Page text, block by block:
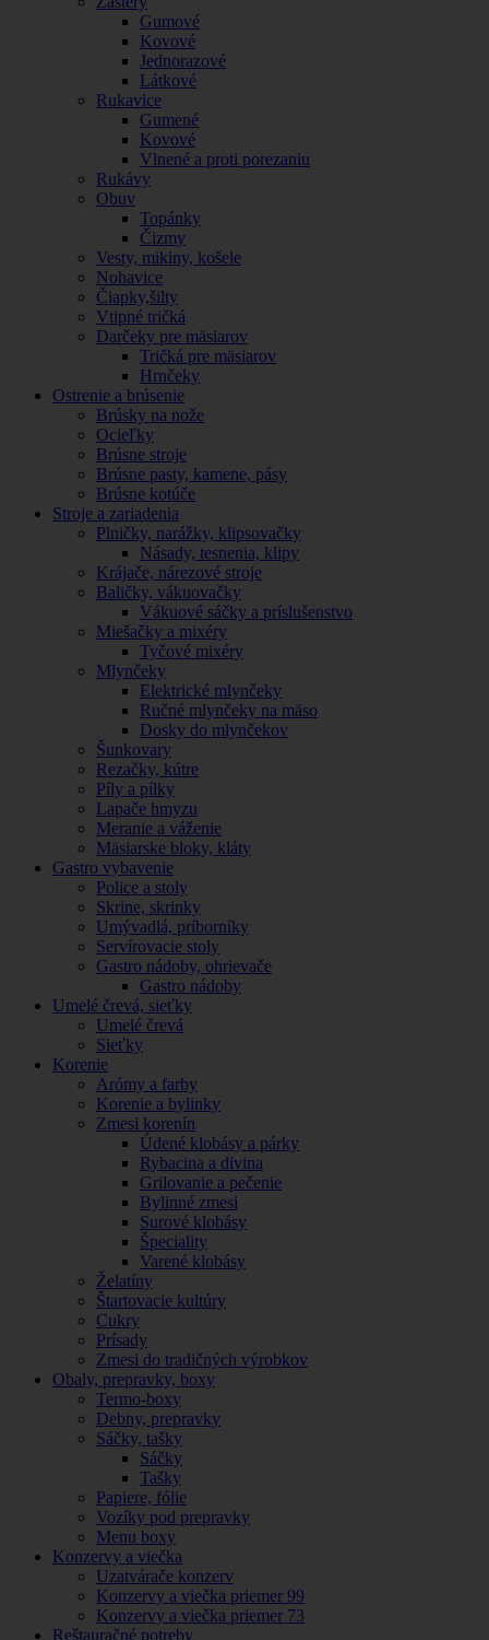
Gumové
Kovové
Jednorazové
Látkové
Rukavice
Gumené
Kovové
Vlnené a proti porezaniu
Rukávy
Obuv
Topánky
Čizmy
Vesty, mikiny, košele
Nohavice
Čiapky,šilty
Vtipné tričká
Darčeky pre mäsiarov
Tričká pre mäsiarov
Hrnčeky
Ostrenie a brúsenie
Brúsky na nože
Ocieľky
Brúsne stroje
Brúsne pasty, kamene, pásy
Brúsne kotúče
Stroje a zariadenia
Plničky, narážky, klipsovačky
Násady, tesnenia, klipy
Krájače, nárezové stroje
Baličky, vákuovačky
Vákuové sáčky a príslušenstvo
Miešačky a mixéry
Tyčové mixéry
Mlynčeky
Elektrické mlynčeky
Ručné mlynčeky na mäso
Dosky do mlynčekov
Šunkovary
Rezačky, kútre
Píly a pílky
Lapače hmyzu
Meranie a váženie
Mäsiarske bloky, kláty
Gastro vybavenie
Police a stoly
Skrine, skrinky
Umývadlá, príborníky
Servírovacie stoly
Gastro nádoby, ohrievače
Gastro nádoby
Umelé črevá, sieťky
Umelé črevá
Sieťky
Korenie
Arómy a farby
Korenie a bylinky
Zmesi korenín
Údené klobásy a párky
Rybacina a divina
Grilovanie a pečenie
Bylinné zmesi
Surové klobásy
Špeciality
Varené klobásy
Želatíny
Štartovacie kultúry
Cukry
Prísady
Zmesi do tradičných výrobkov
Obaly, prepravky, boxy
Termo-boxy
Debny, prepravky
Sáčky, tašky
Sáčky
Tašky
Papiere, fólie
Vozíky pod prepravky
Menu boxy
Konzervy a viečka
Uzatvárače konzerv
Konzervy a viečka priemer 99
Konzervy a viečka priemer 73
Reštauračné potreby